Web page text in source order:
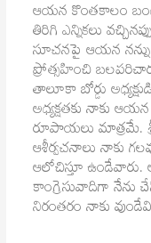
ఆయన కొంతకాలం
తిరిగి ఎన్నికలు
సూచనపై ఆయన నన్ను
ప్రోత్సహించి
తాలూకా బోర్డు
అధ్యక్షతకు నాకు
రూపాయలు మాత్రమే.
ఆశీర్వచనాలు నాకు
ఆలోచిస్తూ ఉండేవారు.
కాంగ్రెసువాదిగా నేను
నిరంతరం నాకు